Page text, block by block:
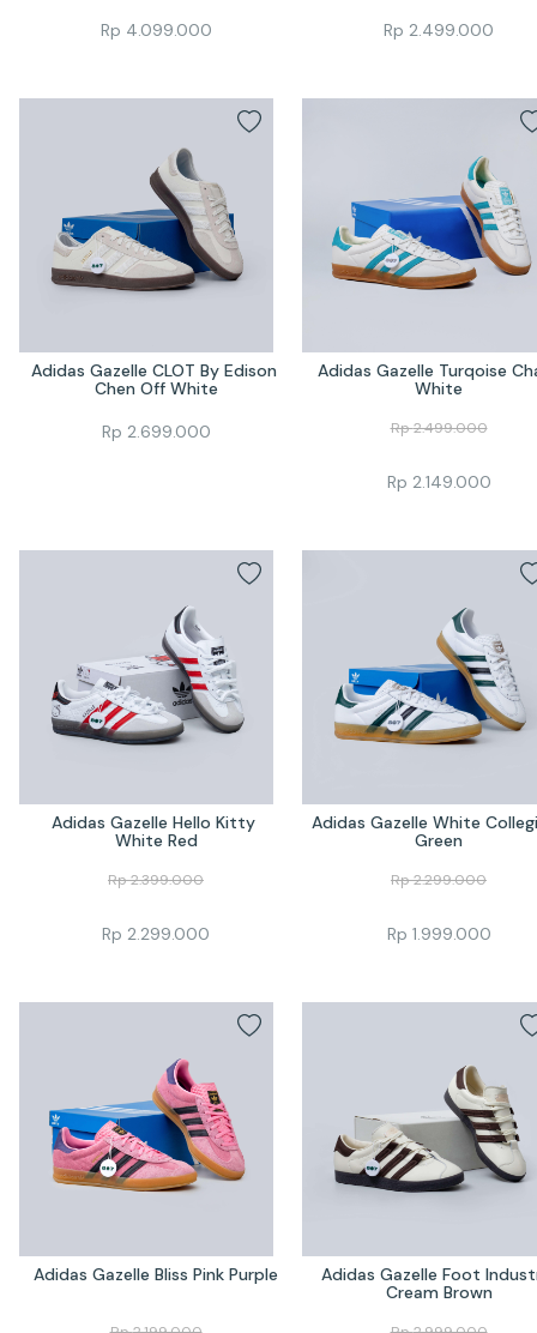
Rp 4.099.000
Rp 2.499.000
Adidas Gazelle CLOT By Edison
Chen Off White
Rp 2.699.000
Adidas Gazelle Turqoise
White
Rp2.499.000
Rp 2.149.000
Adidas Gazelle Hello Kitty
White Red
Rp2.399.000
Rp 2.299.000
Adidas Gazelle White
Green
Rp2.299.000
Rp 1.999.000
Adidas Gazelle Bliss Pink Purple
Adidas Gazelle Foot
Cream Brown